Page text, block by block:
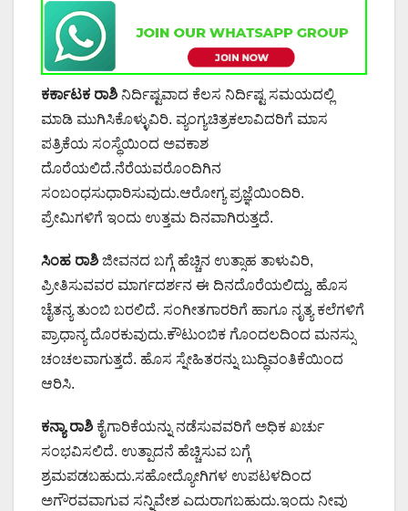
ಕರ್ಕಾಟಕ ರಾಶಿ ನಿರ್ದಿಷ್ಟವಾದ ಕೆಲಸ ನಿರ್ದಿಷ್ಟ ಸಮಯದಲ್ಲಿ
ಮಾಡಿ ಮುಗಿಸಿಕೊಳ್ಳುವಿರಿ. ವ್ಯಂಗ್ಯಚಿತ್ರಕಲಾವಿದರಿಗೆ ಮಾಸ
ಪತ್ರಿಕೆಯ ಸಂಸ್ಥೆಯಿಂದ ಅವಕಾಶ
ದೊರೆಯಲಿದೆ.ನೆರೆಯವರೊಂದಿಗಿನ
ಸಂಬಂಧಸುಧಾರಿಸುವುದು.ಆರೋಗ್ಯ ಪ್ರಜ್ಞೆಯಿಂದಿರಿ.
ಪ್ರೇಮಿಗಳಿಗೆ ಇಂದು ಉತ್ತಮ ದಿನವಾಗಿರುತ್ತದೆ.
ಸಿಂಹ ರಾಶಿ ಜೀವನದ ಬಗ್ಗೆ ಹೆಚ್ಚಿನ ಉತ್ಸಾಹ ತಾಳುವಿರಿ,
ಪ್ರೀತಿಸುವವರ ಮಾರ್ಗದರ್ಶನ ಈ ದಿನದೊರೆಯಲಿದ್ದು, ಹೊಸ
ಚೈತನ್ಯ ತುಂಬಿ ಬರಲಿದೆ. ಸಂಗೀತಗಾರರಿಗೆ ಹಾಗೂ ನೃತ್ಯ ಕಲೆಗಳಿಗೆ
ಪ್ರಾಧಾನ್ಯ ದೊರಕುವುದು.ಕೌಟುಂಬಿಕ ಗೊಂದಲದಿಂದ ಮನಸ್ಸು
ಚಂಚಲವಾಗುತ್ತದೆ. ಹೊಸ ಸ್ನೇಹಿತರನ್ನು ಬುದ್ಧಿವಂತಿಕೆಯಿಂದ
ಆರಿಸಿ.
ಕನ್ಯಾ ರಾಶಿ ಕೈಗಾರಿಕೆಯನ್ನು ನಡೆಸುವವರಿಗೆ ಅಧಿಕ ಖರ್ಚು
ಸಂಭವಿಸಲಿದೆ. ಉತ್ಪಾದನೆ ಹೆಚ್ಚಿಸುವ ಬಗ್ಗೆ
ಶ್ರಮಪಡಬಹುದು.ಸಹೋದ್ಯೋಗಿಗಳ ಉಪಟಳದಿಂದ
ಅಗೌರವವಾಗುವ ಸನ್ನಿವೇಶ ಎದುರಾಗಬಹುದು.ಇಂದು ನೀವು